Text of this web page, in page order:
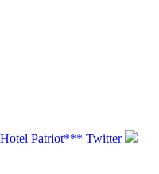
Patriot*** Twitter